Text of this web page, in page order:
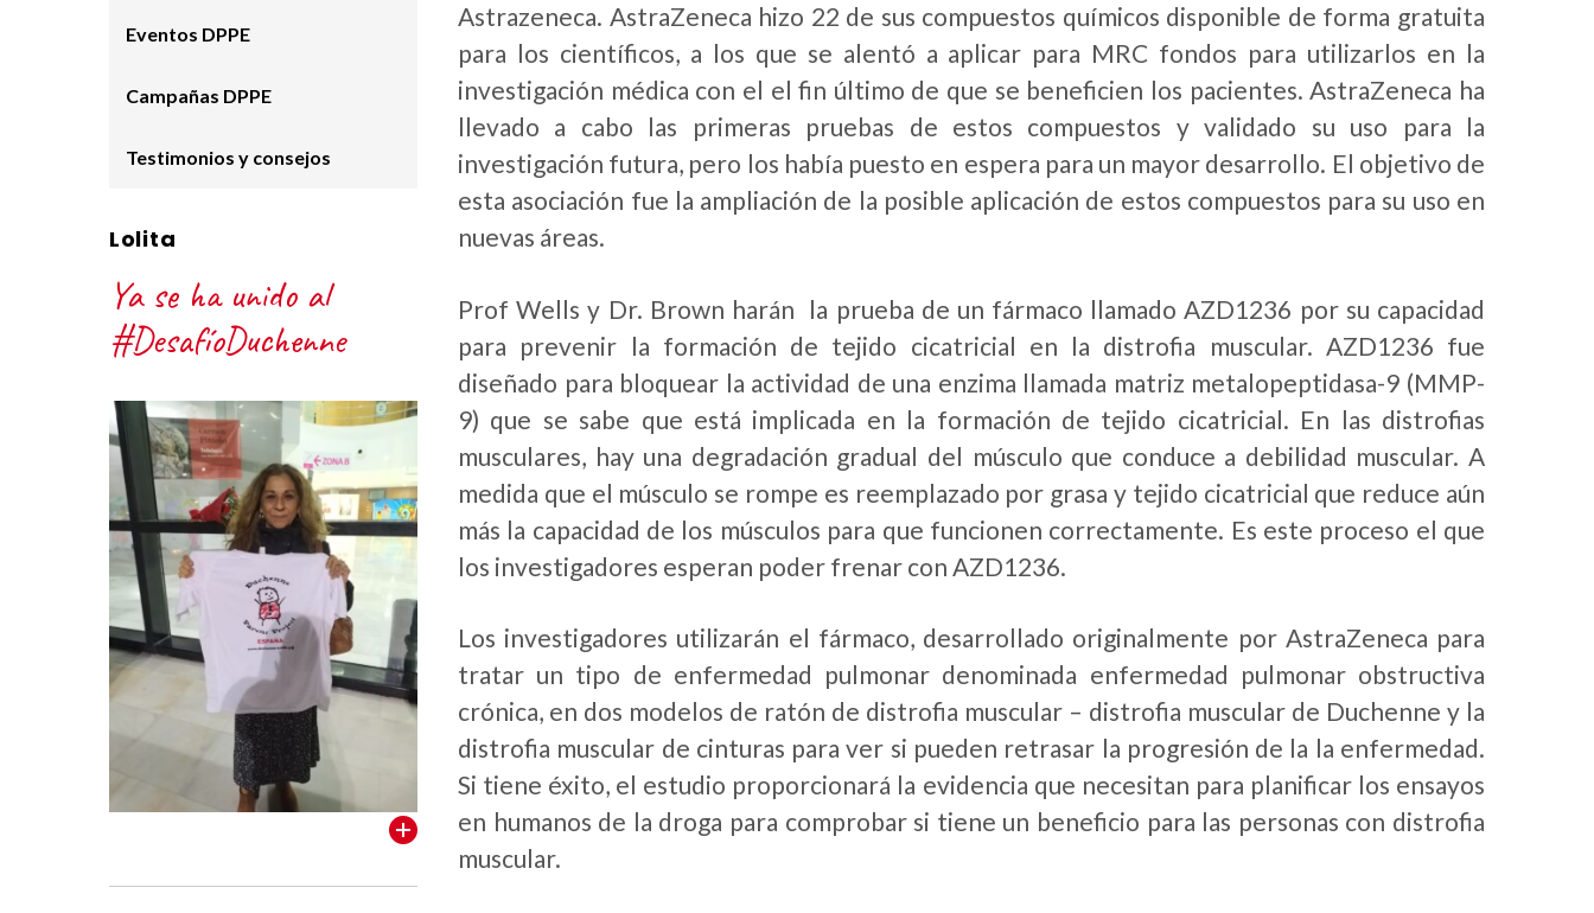
Astrazeneca. AstraZeneca hizo 22 de sus compuestos químicos disponible de forma gratuita
para los científicos, a los que se alentó a aplicar para MRC fondos para utilizarlos en la
investigación médica con el el fin último de que se beneficien los pacientes. AstraZeneca ha
llevado a cabo las primeras pruebas de estos compuestos y validado su uso para la
investigación futura, pero los había puesto en espera para un mayor desarrollo. El objetivo de
esta asociación fue la ampliación de la posible aplicación de estos compuestos para su uso en
nuevas áreas.
Prof Wells y Dr. Brown harán la prueba de un fármaco llamado AZD1236 por su capacidad
para prevenir la formación de tejido cicatricial en la distrofia muscular. AZD1236 fue
diseñado para bloquear la actividad de una enzima llamada matriz metalopeptidasa-9 (MMP-
9) que se sabe que está implicada en la formación de tejido cicatricial. En las distrofias
musculares, hay una degradación gradual del músculo que conduce a debilidad muscular. A
medida que el músculo se rompe es reemplazado por grasa y tejido cicatricial que reduce aún
más la capacidad de los músculos para que funcionen correctamente. Es este proceso el que
los investigadores esperan poder frenar con AZD1236.
Los investigadores utilizarán el fármaco, desarrollado originalmente por AstraZeneca para
tratar un tipo de enfermedad pulmonar denominada enfermedad pulmonar obstructiva
crónica, en dos modelos de ratón de distrofia muscular – distrofia muscular de Duchenne y la
distrofia muscular de cinturas para ver si pueden retrasar la progresión de la la enfermedad.
Si tiene éxito, el estudio proporcionará la evidencia que necesitan para planificar los ensayos
en humanos de la droga para comprobar si tiene un beneficio para las personas con distrofia
muscular.
Eventos DPPE
Campañas DPPE
Testimonios y consejos
Lolita
Ya se ha unido al
#DesafíoDuchenne